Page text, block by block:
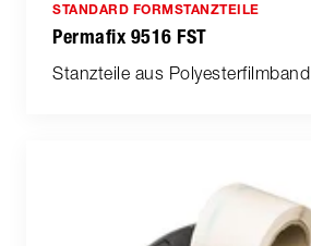
STANDARD FORMSTANZTEILE
Permafix 9516 FST
Stanzteile aus Polyesterfilmband